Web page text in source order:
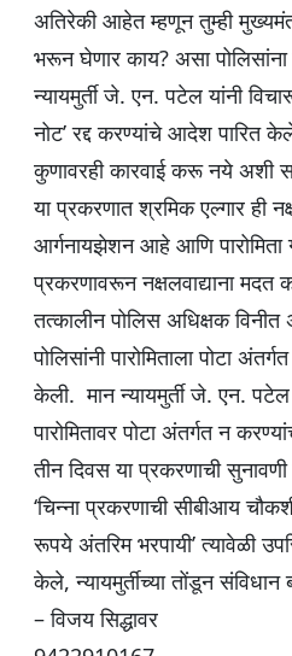
अतिरेकी आहेत म्हणून तुम्ही
भरून घेणार काय? असा पोलिसांना
न्यायमुर्ती जे. एन. पटेल यांनी
नोट’ रद्द करण्यांचे आदेश पारित
कुणावरही कारवाई करू नये अशी
या प्रकरणात श्रमिक एल्गार ही
आर्गनायझेशन आहे आणि पारोमिता
प्रकरणावरून नक्षलवाद्याना
तत्कालीन पोलिस अधिक्षक विनीत
पोलिसांनी पारोमिताला पोटा
केली. मान न्यायमुर्ती जे. एन. पटेल
पारोमितावर पोटा अंतर्गत न
तीन दिवस या प्रकरणाची
‘चिन्ना प्रकरणाची सीबीआय
रूपये अंतरिम भरपायी’ त्यावेळी
केले, न्यायमुर्तीच्या तोंडून
– विजय सिद्धावर